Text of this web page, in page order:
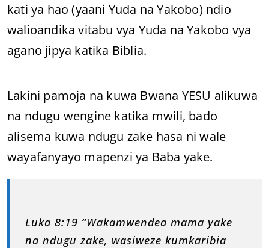
kati ya hao (yaani Yuda na Yakobo) ndio
walioandika vitabu vya Yuda na Yakobo vya
agano jipya katika Biblia.
Lakini pamoja na kuwa Bwana YESU alikuwa
na ndugu wengine katika mwili, bado
alisema kuwa ndugu zake hasa ni wale
wayafanyayo mapenzi ya Baba yake.
Luka 8:19 “Wakamwendea mama yake
na ndugu zake, wasiweze kumkaribia